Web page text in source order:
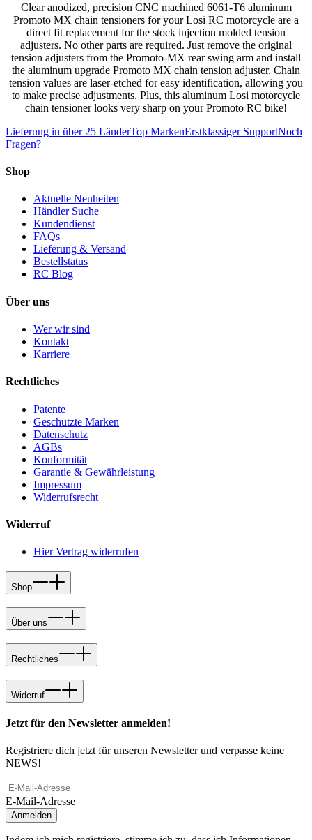
Clear anodized, precision CNC machined 6061-T6 aluminum
Promoto MX chain tensioners for your Losi RC motorcycle are a
direct fit replacement for the stock injection molded tension
adjusters. No other parts are required. Just remove the original
tension adjusters from the Promoto-MX rear swing arm and install
the aluminum upgrade Promoto MX chain tension adjuster. Chain
tension values are laser-etched for easy identification, allowing you
to make precise adjustments. Plus, this aluminum Losi motorcycle
chain tensioner looks very sharp on your Promoto RC bike!
Lieferung in über 25 LänderTop MarkenErstklassiger SupportNoch
Fragen?
Shop
Aktuelle Neuheiten
Händler Suche
Kundendienst
FAQs
Lieferung & Versand
Bestellstatus
RC Blog
Über uns
Wer wir sind
Kontakt
Karriere
Rechtliches
Patente
Geschützte Marken
Datenschutz
AGBs
Konformität
Garantie & Gewährleistung
Impressum
Widerrufsrecht
Widerruf
Hier Vertrag widerrufen
Shop
Über uns
Rechtliches
Widerruf
Jetzt für den Newsletter anmelden!
Registriere dich jetzt für unseren Newsletter und verpasse keine
NEWS!
E-Mail-Adresse
Anmelden